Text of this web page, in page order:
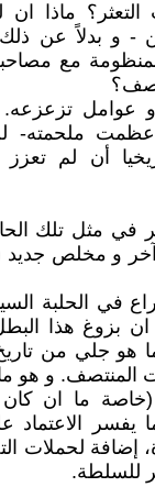
ماذا ان
- و بدلاً عن
مع
عوامل تزعزعه.
ملحمته-
أن لم تعزز
في مثل تلك
و مخلص جديد (
في الحلبة
بزوغ هذا
جلي من تاريخ
المنتصف. و هو
(خاصة ما ان
يفسر الاعتماد
إضافة لحملات
للسلطة.